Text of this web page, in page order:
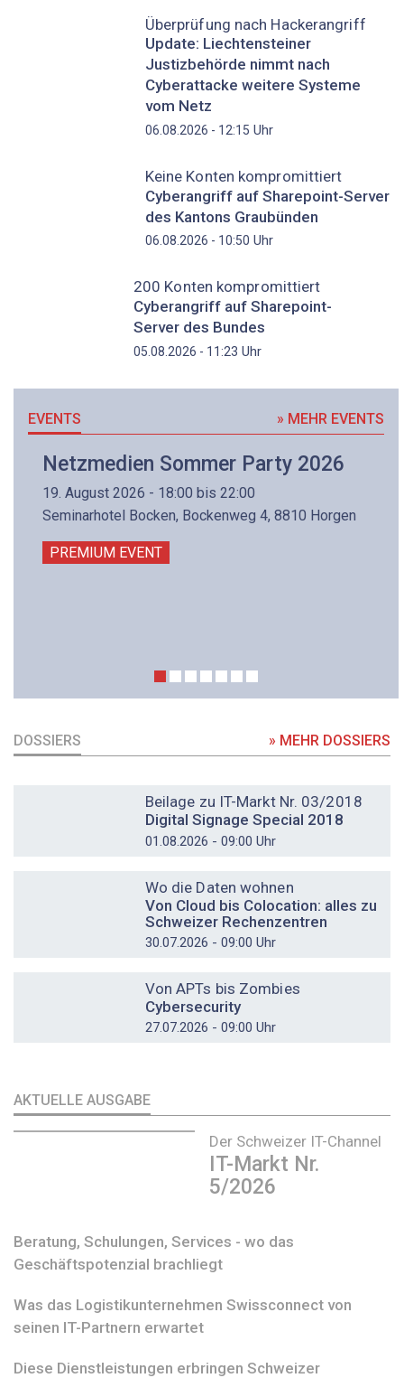
Überprüfung nach Hackerangriff
Update: Liechtensteiner
Justizbehörde nimmt nach
Cyberattacke weitere Systeme
vom Netz
06.08.2026 - 12:15 Uhr
Keine Konten kompromittiert
Cyberangriff auf Sharepoint-Server
des Kantons Graubünden
06.08.2026 - 10:50 Uhr
200 Konten kompromittiert
Cyberangriff auf Sharepoint-
Server des Bundes
05.08.2026 - 11:23 Uhr
EVENTS » MEHR EVENTS
Netzmedien Sommer Party 2026
19. August 2026 - 18:00 bis 22:00
Seminarhotel Bocken, Bockenweg 4, 8810 Horgen
PREMIUM EVENT
DOSSIERS » MEHR DOSSIERS
Beilage zu IT-Markt Nr. 03/2018
Digital Signage Special 2018
01.08.2026 - 09:00 Uhr
Wo die Daten wohnen
Von Cloud bis Colocation: alles zu
Schweizer Rechenzentren
30.07.2026 - 09:00 Uhr
Von APTs bis Zombies
Cybersecurity
27.07.2026 - 09:00 Uhr
AKTUELLE AUSGABE
Der Schweizer IT-Channel
IT-Markt Nr.
5/2026
Beratung, Schulungen, Services - wo das
Geschäftspotenzial brachliegt
Was das Logistikunternehmen Swissconnect von
seinen IT-Partnern erwartet
Diese Dienstleistungen erbringen Schweizer